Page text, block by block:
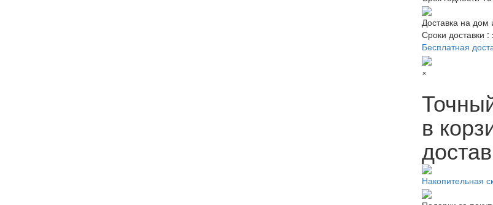
Доставка на дом
Сроки доставки :
Бесплатная
×
в
Накопительная